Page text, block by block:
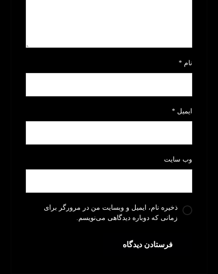
نام*
ایمیل*
وب‌ سایت
ذخیره نام، ایمیل و وبسایت من در مرورگر برای
زمانی که دوباره دیدگاهی می‌نویسم.